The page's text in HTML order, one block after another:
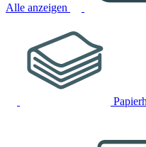
Alle anzeigen